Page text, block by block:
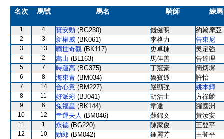
名次 馬號 馬名 騎師 練
1 4 寶安勁 (BG230) 錢健明 約翰摩亞
2 3 新權威 (BK061) 李格力 告東尼
3 13 曠世奇觀 (BK117) 史卓棟 吳定強
4 2 嵩山 (BL163) 馬佳善 告達理
5 7 時運高 (BG375) 丁冠豪 簡炳墀
6 8 海東青 (BM034) 魯賓遜 許怡
7 14 合心意 (BM227) 嚴顯強 姚本輝
8 11 好派彩 (BJ041) 胡活士 方祿麟
9 6 兔福星 (BK144) 韋達 羅國洲
10 12 幸運夫人 (BM046) 蘇錦文 黃汝安
11 1 永德 (BG220) 陳家俊 王登平
12 10 勁郎 (BM042) 鍾麗芳 王登平